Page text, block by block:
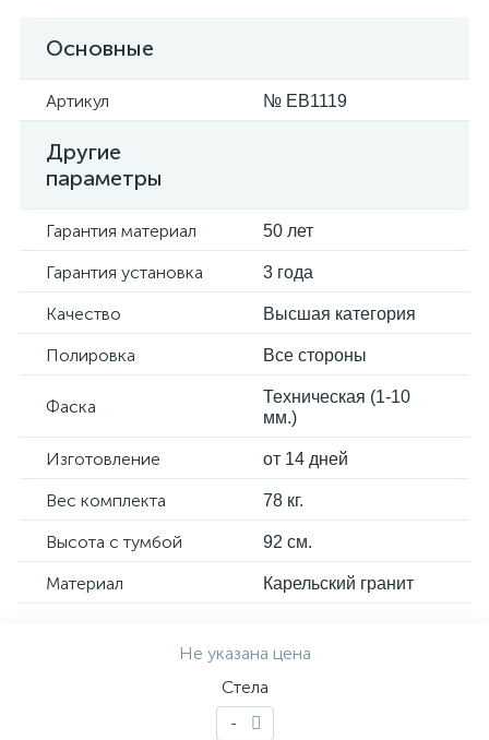
Основные
Артикул № EB1119
Другие
параметры
Гарантия материал 50 лет
Гарантия установка 3 года
Качество Высшая категория
Полировка Все стороны
Фаска
Техническая (1-10
мм.)
Изготовление от 14 дней
Вес комплекта 78 кг.
Высота с тумбой 92 см.
Материал Карельский гранит
Не указана цена
Стела
-